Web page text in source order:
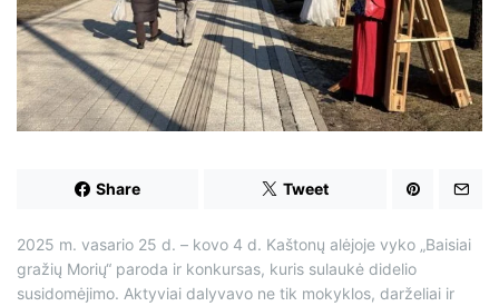
d
t
i
m
e
Share Tweet
2025 m. vasario 25 d. – kovo 4 d. Kaštonų alėjoje vyko „Baisiai
gražių Morių“ paroda ir konkursas, kuris sulaukė didelio
susidomėjimo. Aktyviai dalyvavo ne tik mokyklos, darželiai ir